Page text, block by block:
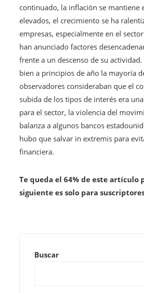
continuado, la inflación se mantiene
elevados, el crecimiento se ha
empresas, especialmente en el
han anunciado factores
frente a un descenso de su
bien a principios de año la mayoría
observadores consideraban que el
subida de los tipos de interés era
para el sector, la violencia del
balanza a algunos bancos
hubo que salvar in extremis para
financiera.
Te queda el 64% de este artículo
siguiente es solo para
Buscar